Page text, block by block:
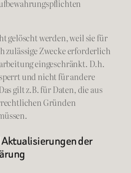
gelöscht werden, weil sie für
zulässige Zwecke erforderlich
eingeschränkt. D.h.
und nicht für andere
gilt z.B. für Daten, die aus
Gründen
der